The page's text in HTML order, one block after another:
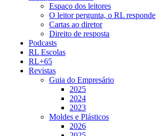
Espaço dos leitores
O leitor pergunta, o RL responde
Cartas ao diretor
Direito de resposta
Podcasts
RL Escolas
RL+65
Revistas
Guia do Empresário
2025
2024
2023
Moldes e Plásticos
2026